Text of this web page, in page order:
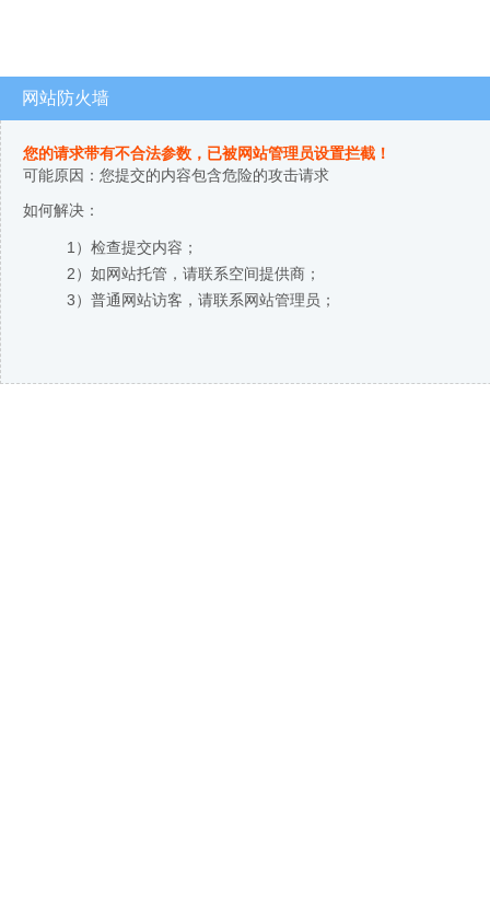
网站防火墙
您的请求带有不合法参数，已被网站管理员设置拦截！
可能原因：您提交的内容包含危险的攻击请求
如何解决：
1）检查提交内容；
2）如网站托管，请联系空间提供商；
3）普通网站访客，请联系网站管理员；